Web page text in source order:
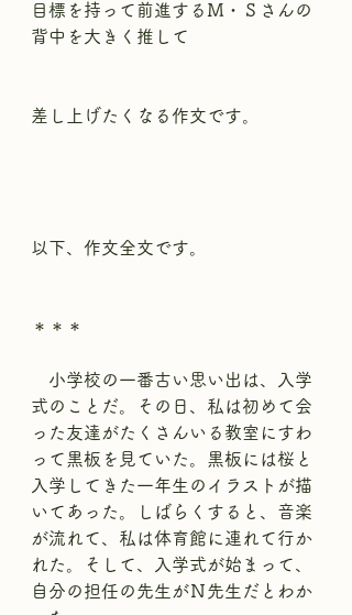
目標を持って前進するＭ・Ｓさんの
背中を大きく推して
差し上げたくなる作文です。
以下、作文全文です。
＊＊＊
小学校の一番古い思い出は、入学
式のことだ。その日、私は初めて会
った友達がたくさんいる教室にすわ
って黒板を見ていた。黒板には桜と
入学してきた一年生のイラストが描
いてあった。しばらくすると、音楽
が流れて、私は体育館に連れて行か
れた。そして、入学式が始まって、
自分の担任の先生がＮ先生だとわか